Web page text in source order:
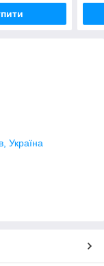
Україна